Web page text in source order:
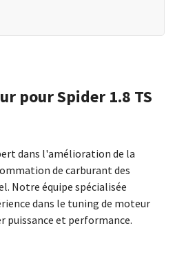
pour Spider 1.8 TS
dans l'amélioration de la
de carburant des
Notre équipe spécialisée
dans le tuning de moteur
puissance et performance.